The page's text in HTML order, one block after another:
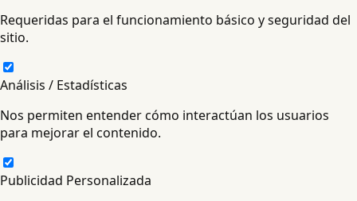
Requeridas para el funcionamiento básico y seguridad del
sitio.
Análisis / Estadísticas
Nos permiten entender cómo interactúan los usuarios
para mejorar el contenido.
Publicidad Personalizada